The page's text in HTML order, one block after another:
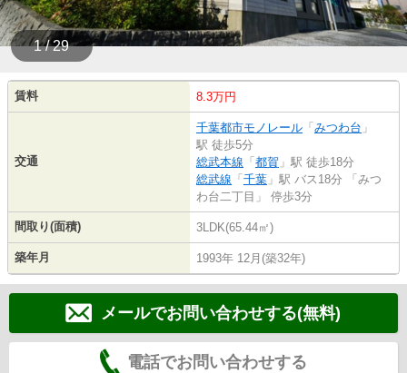
1 / 29
賃料 8.3万円
交通
千葉都市モノレール 「 みつわ台 」
駅 徒歩5分
総武本線 「 都賀 」駅 徒歩18分
総武線 「 千葉 」駅 バス18分 「みつ
わ台二丁目」 停歩3分
間取り(面積) 3LDK(65.44㎡)
築年月 1993年 12月(築32年)
メールでお問い合わせする(無料)
電話でお問い合わせする